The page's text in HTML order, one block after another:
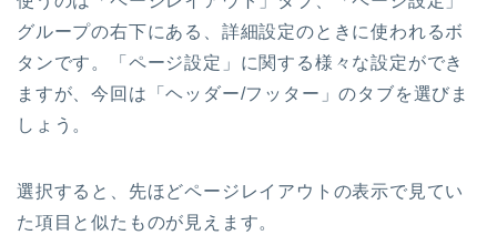
グループの右下にある、詳細設定のときに使われるボ
タンです。「ページ設定」に関する様々な設定ができ
ますが、今回は「ヘッダー/フッター」のタブを選びま
しょう。
選択すると、先ほどページレイアウトの表示で見てい
た項目と似たものが見えます。